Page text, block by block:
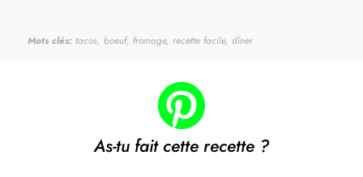
Mots clés: tacos, boeuf, fromage, recette facile, dîner
As-tu fait cette recette ?